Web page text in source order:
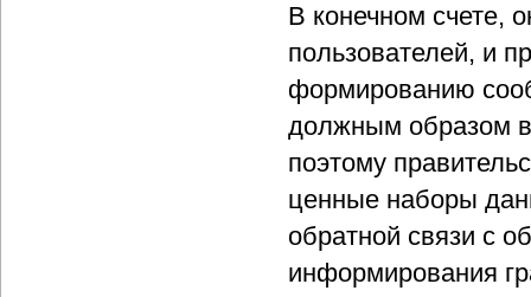
В конечном счете,
пользователей, и
формированию
должным образом
поэтому
ценные наборы
обратной связи с
информирования